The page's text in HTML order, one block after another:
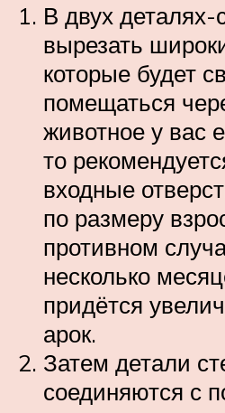
В двух деталях-
вырезать
которые будет
помещаться
животное у вас
то
входные
по размеру
противном
несколько
придётся
арок.
Затем детали
соединяются с